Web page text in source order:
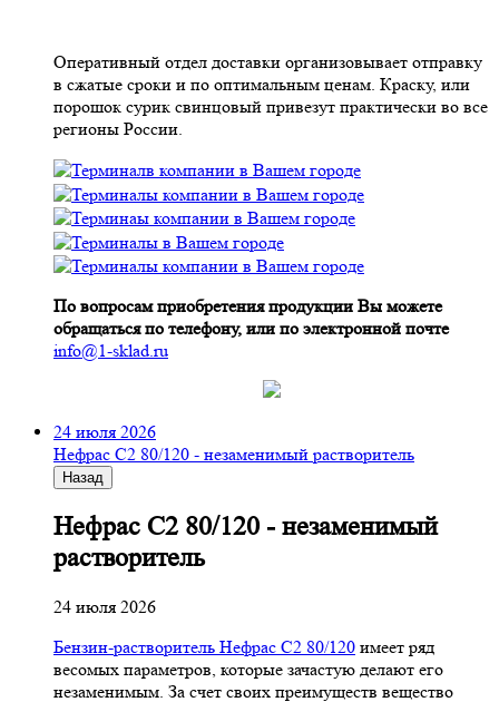
Оперативный отдел доставки организовывает отправку
в сжатые сроки и по оптимальным ценам. Краску, или
порошок сурик свинцовый привезут практически во все
регионы России.
По вопросам приобретения продукции Вы можете
обращаться по телефону, или по электронной почте
info@1-sklad.ru
24 июля 2026
Нефрас С2 80/120 - незаменимый растворитель
Назад
Нефрас С2 80/120 - незаменимый
растворитель
24 июля 2026
Бензин-растворитель Нефрас С2 80/120 имеет ряд
весомых параметров, которые зачастую делают его
незаменимым. За счет своих преимуществ вещество